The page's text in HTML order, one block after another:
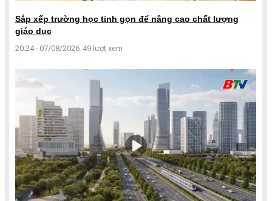
Sắp xếp trường học tinh gọn để nâng cao chất lượng
giáo dục
20:24 - 07/08/2026 49 lượt xem